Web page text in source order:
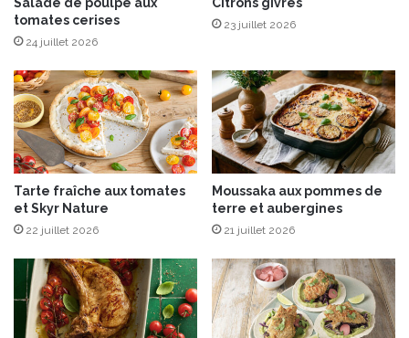
é
g
t
a
l
e
”
r
é
s
o
k
L
d
y
®
tomates cerises
24 juillet 2026
23 juillet 2026
Tarte fraîche aux tomates
et Skyr Nature
22 juillet 2026
Moussaka aux pommes de
terre et aubergines
21 juillet 2026